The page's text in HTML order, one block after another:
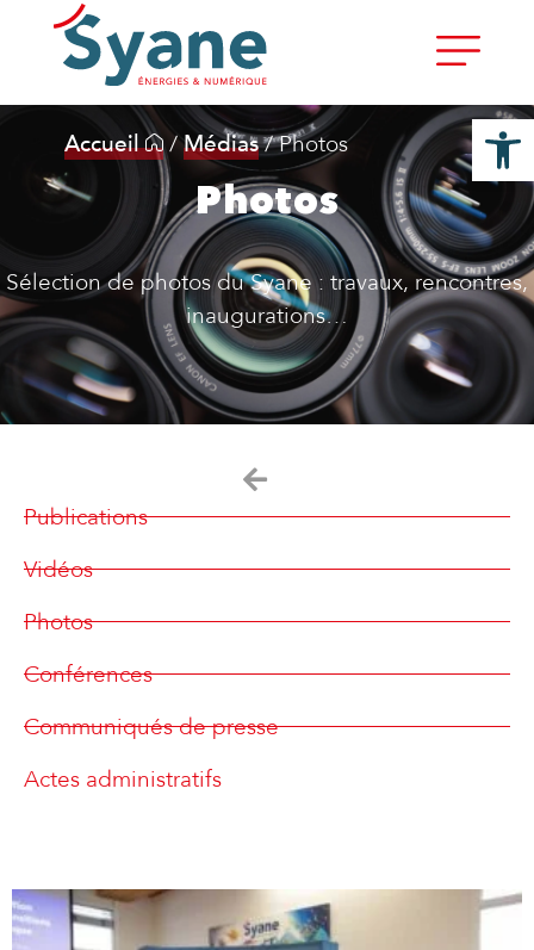
Accueil /Médias/Photos
Photos
Sélection de photos du Syane : travaux, rencontres,
inaugurations…
Publications
Vidéos
Photos
Conférences
Communiqués de presse
Actes administratifs
Ouvrir